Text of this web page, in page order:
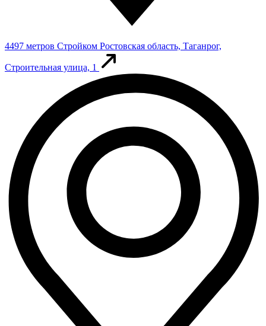
4497 метров Стройком Ростовская область, Таганрог,
Строительная улица, 1